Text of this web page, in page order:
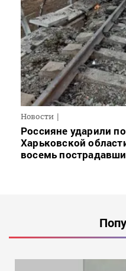
Новости
Россияне ударили
Харьковской
восемь